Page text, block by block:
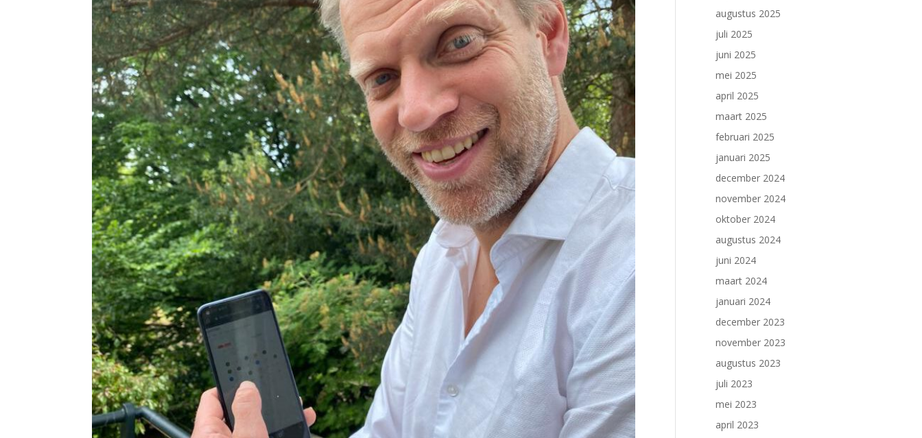
augustus 2025
juli 2025
juni 2025
mei 2025
april 2025
maart 2025
februari 2025
januari 2025
december 2024
november 2024
oktober 2024
augustus 2024
juni 2024
maart 2024
januari 2024
december 2023
november 2023
augustus 2023
juli 2023
mei 2023
april 2023